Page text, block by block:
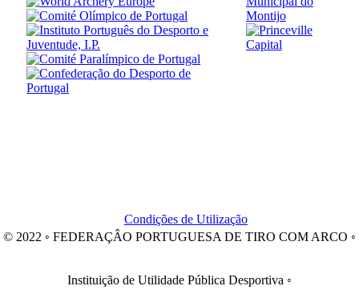
Condições de Utilização
© 2022 ◦ FEDERAÇÂO PORTUGUESA DE TIRO COM ARCO ◦
Instituição de Utilidade Pública Desportiva ◦